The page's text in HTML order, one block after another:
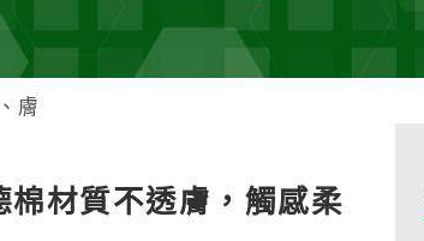
膚
材質不透膚，觸感柔